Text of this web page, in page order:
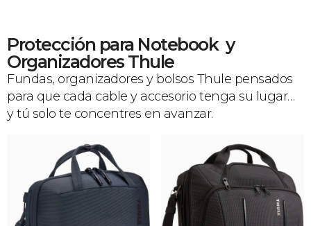
Protección para Notebook y
Organizadores Thule
Fundas, organizadores y bolsos Thule pensados
para que cada cable y accesorio tenga su lugar…
y tú solo te concentres en avanzar.